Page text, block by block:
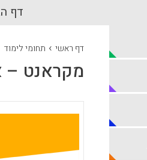
דף
דף ראשי › תחומי לימוד
מקראנט –